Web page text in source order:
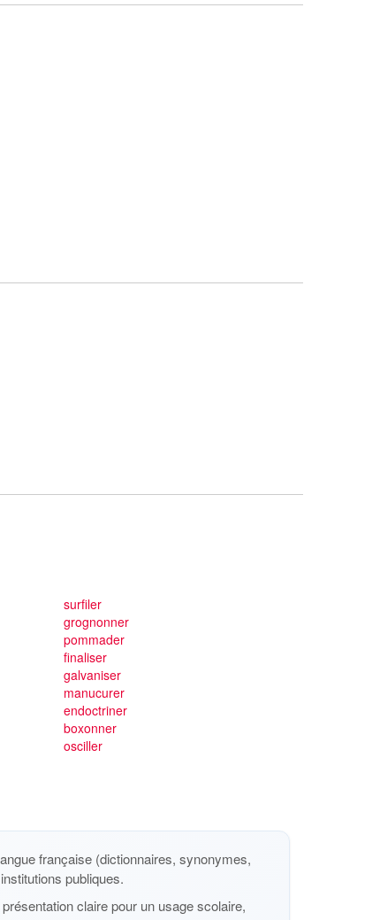
surfiler
grognonner
pommader
finaliser
galvaniser
manucurer
endoctriner
boxonner
osciller
française (dictionnaires, synonymes,
publiques.
claire pour un usage scolaire,